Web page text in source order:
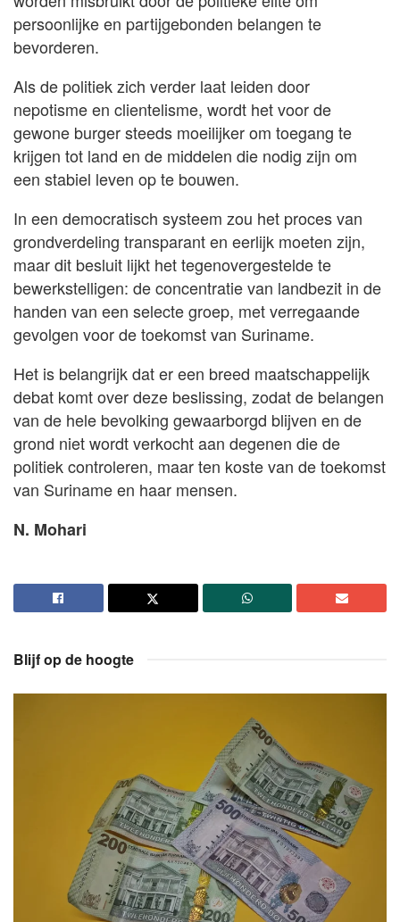
persoonlijke en partijgebonden belangen te
bevorderen.
Als de politiek zich verder laat leiden door
nepotisme en clientelisme, wordt het voor de
gewone burger steeds moeilijker om toegang te
krijgen tot land en de middelen die nodig zijn om
een stabiel leven op te bouwen.
In een democratisch systeem zou het proces van
grondverdeling transparant en eerlijk moeten zijn,
maar dit besluit lijkt het tegenovergestelde te
bewerkstelligen: de concentratie van landbezit in de
handen van een selecte groep, met verregaande
gevolgen voor de toekomst van Suriname.
Het is belangrijk dat er een breed maatschappelijk
debat komt over deze beslissing, zodat de belangen
van de hele bevolking gewaarborgd blijven en de
grond niet wordt verkocht aan degenen die de
politiek controleren, maar ten koste van de toekomst
van Suriname en haar mensen.
N. Mohari
Blijf op de hoogte